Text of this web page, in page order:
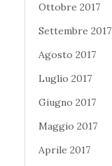
Ottobre 2017
Settembre 2017
Agosto 2017
Luglio 2017
Giugno 2017
Maggio 2017
Aprile 2017